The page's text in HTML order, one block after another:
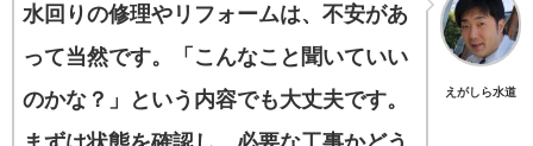
えがしら水道
水回りの修理やリフォームは、不安があ
って当然です。「こんなこと聞いていい
のかな？」という内容でも大丈夫です。